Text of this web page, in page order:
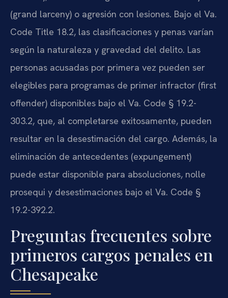
(grand larceny) o agresión con lesiones. Bajo el Va.
Code Title 18.2, las clasificaciones y penas varían
según la naturaleza y gravedad del delito. Las
personas acusadas por primera vez pueden ser
elegibles para programas de primer infractor (first
offender) disponibles bajo el Va. Code § 19.2-
303.2, que, al completarse exitosamente, pueden
resultar en la desestimación del cargo. Además, la
eliminación de antecedentes (expungement)
puede estar disponible para absoluciones, nolle
prosequi y desestimaciones bajo el Va. Code §
19.2-392.2.
Preguntas frecuentes sobre
primeros cargos penales en
Chesapeake